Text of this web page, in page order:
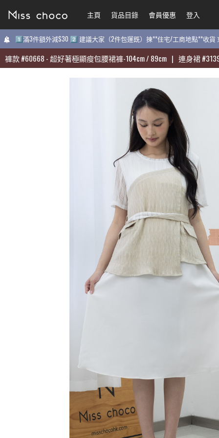
主頁 貨品目錄 會員優惠 登入
1️⃣滿3件額外減$30 2️⃣ 建議大家（2件包運既）揀**住宅/工商地點**收
60668-超好著極顯瘦包腰裙褲-104cm / 89cm | 連身裙#31398-
主頁 貨品目錄 會員優惠 登入
1️⃣滿3件額外減$30 2️⃣ 建議大家（2件包運既）揀**住宅/工商地點**收
60668-超好著極顯瘦包腰裙褲-104cm / 89cm | 連身裙#31398-